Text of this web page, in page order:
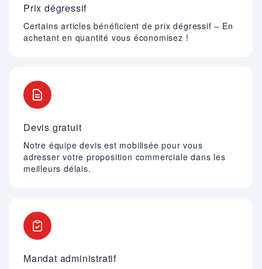
Prix dégressif
Certains articles bénéficient de prix dégressif – En
achetant en quantité vous économisez !
Devis gratuit
Notre équipe devis est mobilisée pour vous
adresser votre proposition commerciale dans les
meilleurs délais.
Mandat administratif